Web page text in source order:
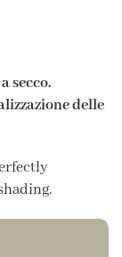
secco.
delle